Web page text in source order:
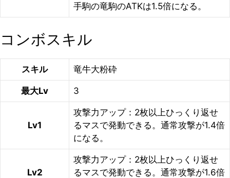
手駒の竜駒のATKは1.5倍になる。
コンボスキル
スキル 竜牛大粉砕
最大Lv 3
Lv1
攻撃力アップ：2枚以上ひっくり返せ
るマスで発動できる。通常攻撃が1.4倍
になる。
Lv2
攻撃力アップ：2枚以上ひっくり返せ
るマスで発動できる。通常攻撃が1.6倍